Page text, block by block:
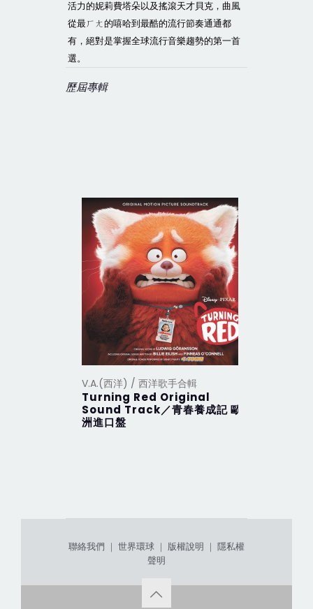
活力的妮莉費塔朵以及搖滾天才貝克，曲風
從最ㄏㄤ的嘻哈到最酷的流行節奏通通都
有，絕對是掌握全球流行音樂趨勢的第一首
選。
歷屆專輯
V.A.(西洋) / 西洋歌手合輯
Turning Red Original
Sound Track／青春養成記 歐
洲進口盤
聯絡我們 ｜ 世界環球 ｜ 版權說明 ｜ 隱私權
聲明